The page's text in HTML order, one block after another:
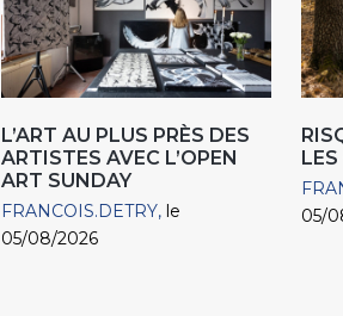
L’ART AU PLUS PRÈS DES
ARTISTES AVEC L’OPEN
ART SUNDAY
FRANCOIS.DETRY le
05/08/2026
05/